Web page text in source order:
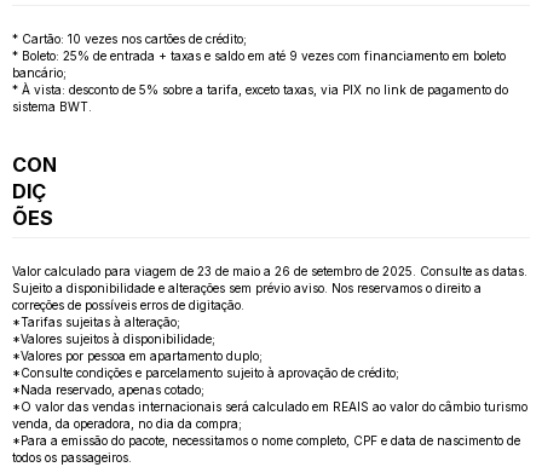
* Cartão: 10 vezes nos cartões de crédito;
* Boleto: 25% de entrada + taxas e saldo em até 9 vezes com financiamento em boleto
bancário;
* À vista: desconto de 5% sobre a tarifa, exceto taxas, via PIX no link de pagamento do
sistema BWT.
CON
DIÇ
ÕES
Valor calculado para viagem de 23 de maio a 26 de setembro de 2025. Consulte as datas.
Sujeito a disponibilidade e alterações sem prévio aviso. Nos reservamos o direito a
correções de possíveis erros de digitação.
*Tarifas sujeitas à alteração;
*Valores sujeitos à disponibilidade;
*Valores por pessoa em apartamento duplo;
*Consulte condições e parcelamento sujeito à aprovação de crédito;
*Nada reservado, apenas cotado;
*O valor das vendas internacionais será calculado em REAIS ao valor do câmbio turismo
venda, da operadora, no dia da compra;
*Para a emissão do pacote, necessitamos o nome completo, CPF e data de nascimento de
todos os passageiros.